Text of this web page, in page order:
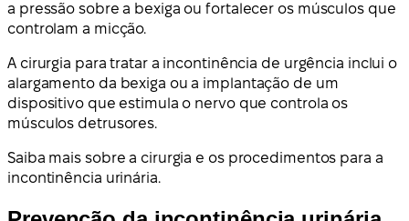
a pressão sobre a bexiga ou fortalecer os músculos que
controlam a micção.
A cirurgia para tratar a incontinência de urgência inclui o
alargamento da bexiga ou a implantação de um
dispositivo que estimula o nervo que controla os
músculos detrusores.
Saiba mais sobre a cirurgia e os procedimentos para a
incontinência urinária.